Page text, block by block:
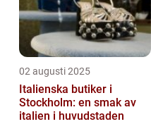
02 augusti 2025
Italienska butiker i
Stockholm: en smak av
italien i huvudstaden